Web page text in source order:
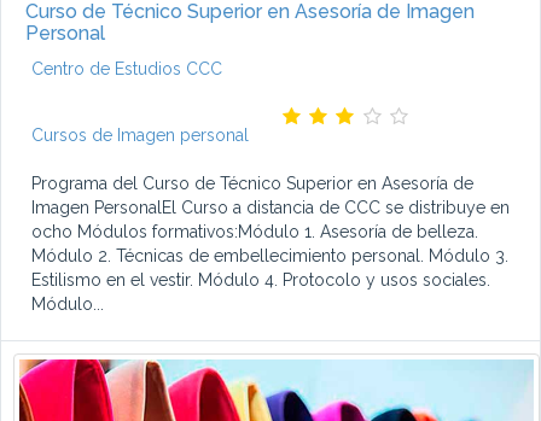
Curso de Técnico Superior en Asesoría de Imagen
Personal
Centro de Estudios CCC
Cursos de Imagen personal
Programa del Curso de Técnico Superior en Asesoría de
Imagen PersonalEl Curso a distancia de CCC se distribuye en
ocho Módulos formativos:Módulo 1. Asesoría de belleza.
Módulo 2. Técnicas de embellecimiento personal. Módulo 3.
Estilismo en el vestir. Módulo 4. Protocolo y usos sociales.
Módulo...